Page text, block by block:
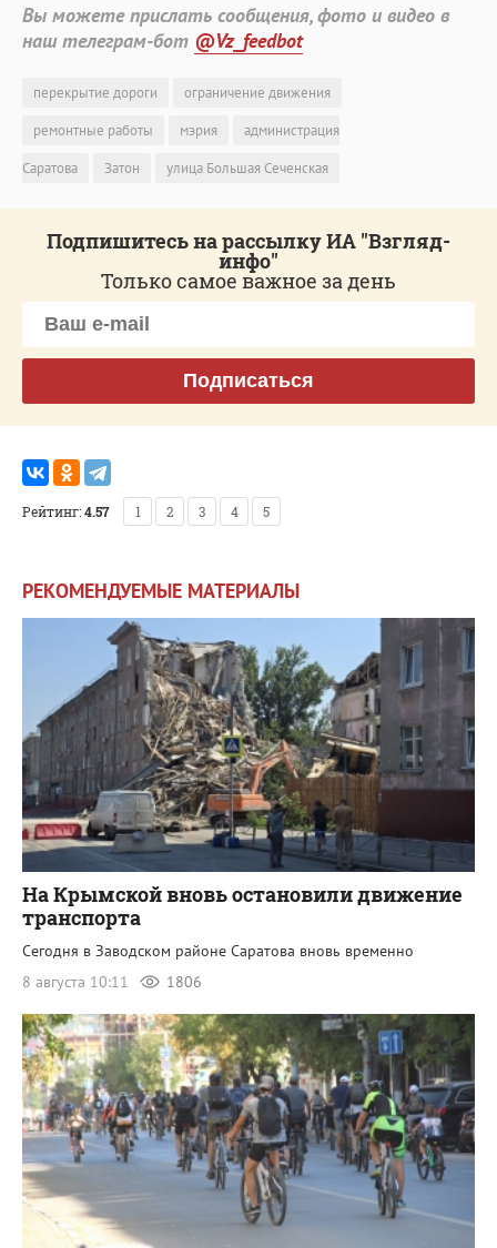
Вы можете прислать сообщения, фото и видео в
наш телеграм-бот @Vz_feedbot
перекрытие дороги
ограничение движения
ремонтные работы
мэрия
администрация
Саратова
Затон улица Большая Сеченская
Подпишитесь на рассылку ИА "Взгляд-
инфо"
Только самое важное за день
Подписаться
Рейтинг:4.57 1 2 3 4 5
РЕКОМЕНДУЕМЫЕ МАТЕРИАЛЫ
На Крымской вновь остановили движение
транспорта
Сегодня в Заводском районе Саратова вновь временно
8 августа 10:11
1806